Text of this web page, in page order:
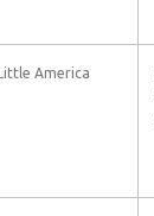
America